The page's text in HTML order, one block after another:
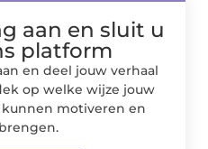
aan en sluit u
platform
en deel jouw verhaal
op welke wijze jouw
motiveren en